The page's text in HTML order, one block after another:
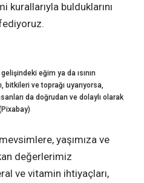
kurallarıyla bulduklarını
eğim ya da ısının
bitkileri ve toprağı uyarıyorsa,
da doğrudan ve dolaylı olarak
yaşımıza ve
değerlerimiz
ve vitamin ihtiyaçları,